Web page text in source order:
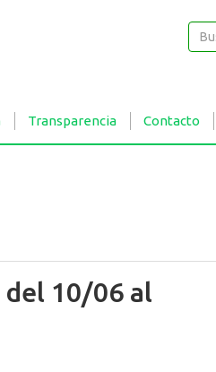
Transparencia Contacto
del 10/06 al